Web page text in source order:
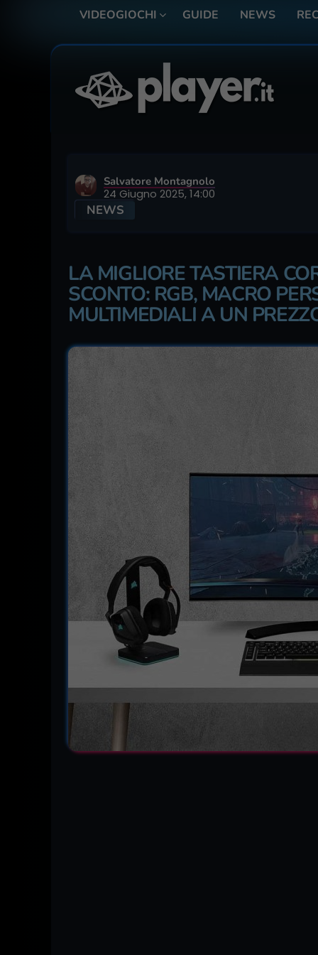
VIDEOGIOCHI GUIDE NEWS
Salvatore Montagnolo
24 Giugno 2025, 14:00
NEWS
LA MIGLIORE TASTIERA
SCONTO: RGB, MACRO
MULTIMEDIALI A UN